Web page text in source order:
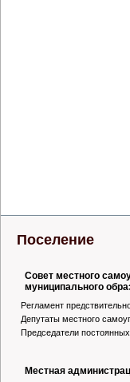
Поселение
Совет местного
муниципального
Регламент
Депутаты местного
Председатели
Местная